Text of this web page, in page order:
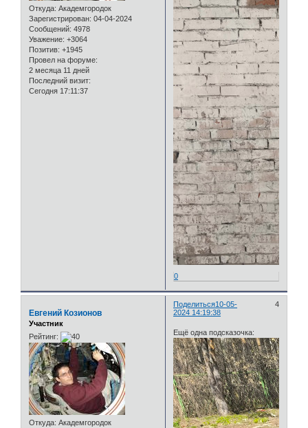
Откуда: Академгородок
Зарегистрирован: 04-04-2024
Сообщений: 4978
Уважение: +3064
Позитив: +1945
Провел на форуме:
2 месяца 11 дней
Последний визит:
Сегодня 17:11:37
0
Поделиться 4
10-05-
2024 14:19:38
Евгений Козионов
Участник
Рейтинг:
Откуда: Академгородок
Ещё одна подсказочка: